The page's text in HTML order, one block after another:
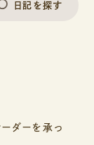
日記を探す
ダーを承っ